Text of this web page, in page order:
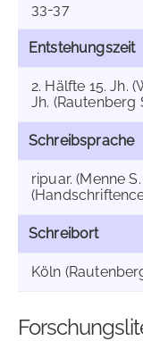
33-37
Entstehungszeit
2. Hälfte 15. Jh.
Jh. (Rautenberg
Schreibsprache
ripuar. (Menne
Schreibort
Köln